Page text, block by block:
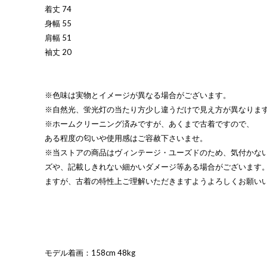
着丈 74
身幅 55
肩幅 51
袖丈 20
※色味は実物とイメージが異なる場合がございます。
※自然光、蛍光灯の当たり方少し違うだけで見え方が異なりま
※ホームクリーニング済みですが、あくまで古着ですので、
ある程度の匂いや使用感はご容赦下さいませ。
※当ストアの商品はヴィンテージ・ユーズドのため、気付かな
ズや、記載しきれない細かいダメージ等ある場合がございます
ますが、古着の特性上ご理解いただきますようよろしくお願い
モデル着画：158cm 48kg